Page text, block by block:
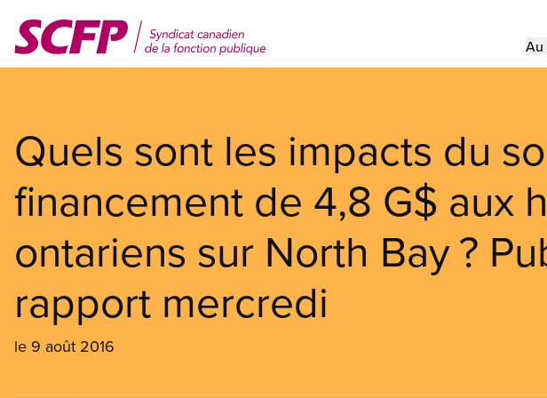
contenu
Au
Quels sont les impacts du
financement de 4,8 G$ aux
ontariens sur North Bay ?
rapport mercredi
le 9 août 2016